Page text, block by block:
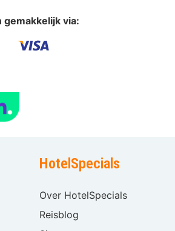
gemakkelijk via:
HotelSpecials
Over HotelSpecials
Reisblog